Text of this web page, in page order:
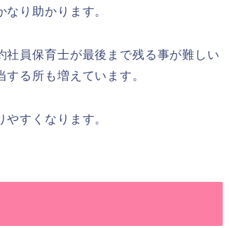
り助かります。
員保育士が最後まで残る事が難しい
る所も増えています。
すくなります。